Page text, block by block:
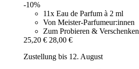
-10%
11x Eau de Parfum à 2 ml
Von Meister-Parfumeur:innen
Zum Probieren & Verschenken
25,20 € 28,00 €
Zustellung bis 12. August